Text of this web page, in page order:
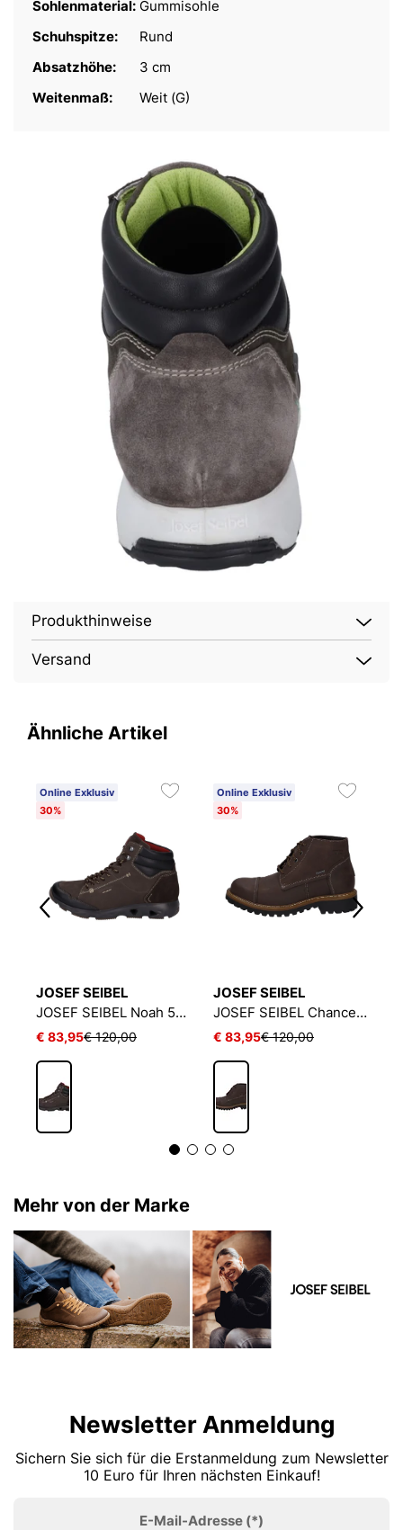
Sohlenmaterial: Gummisohle
Schuhspitze:
Rund
Absatzhöhe:
3 cm
Weitenmaß:
Weit (G)
Produkthinweise
Versand
Ähnliche Artikel
Online Exklusiv
30%
JOSEF SEIBEL
JOSEF SEIBEL Noah 55 | Stiefelette für Herren | Braun
€ 83,95€ 120,00
Online Exklusiv
30%
JOSEF SEIBEL
JOSEF SEIBEL Chance 53 | Stiefelette für Herren | Braun
€ 83,95€ 120,00
Mehr von der Marke
Newsletter Anmeldung
Sichern Sie sich für die Erstanmeldung zum Newsletter
10 Euro für Ihren nächsten Einkauf!
E-Mail-Adresse (*)